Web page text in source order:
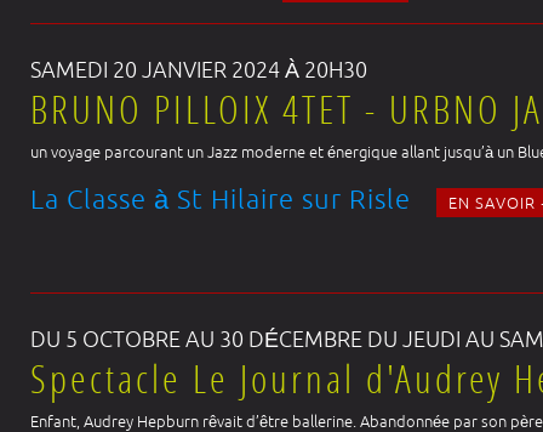
SAMEDI 20 JANVIER 2024 À 20H30
BRUNO PILLOIX 4TET - URBNO
un voyage parcourant un Jazz moderne et énergique allant jusqu’à un
La Classe à St Hilaire sur Risle EN SAVOIR
DU 5 OCTOBRE AU 30 DÉCEMBRE DU JEUDI AU
Spectacle Le Journal d'Audrey
Enfant, Audrey Hepburn rêvait d’être ballerine. Abandonnée par son